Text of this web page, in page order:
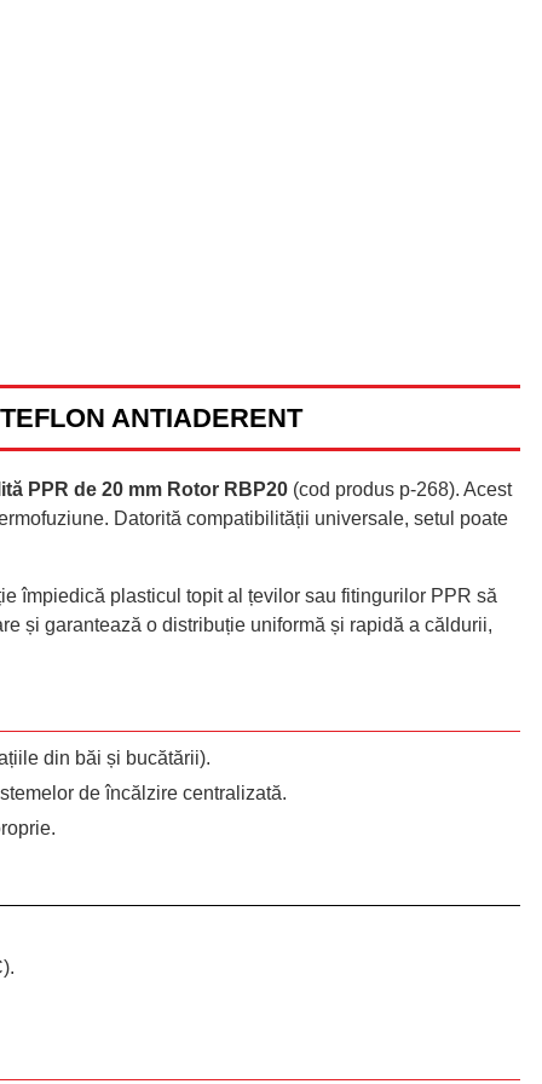
ANTIADERENT
PPR de 20 mm Rotor RBP20 (cod produs p-268). Acest
Datorită compatibilității universale, setul poate
împiedică plasticul topit al țevilor sau fitingurilor PPR să
și garantează o distribuție uniformă și rapidă a căldurii,
din băi și bucătării).
de încălzire centralizată.